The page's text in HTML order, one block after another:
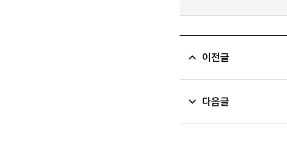
이전글
다음글